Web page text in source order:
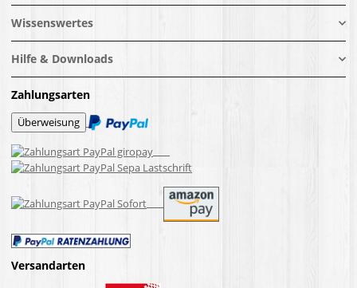
Wissenswertes
Hilfe & Downloads
Zahlungsarten
Versandarten